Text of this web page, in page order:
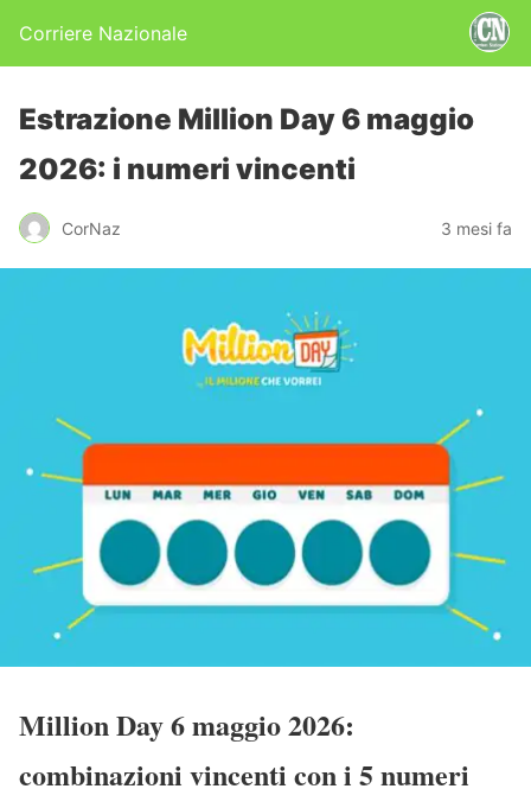
Corriere Nazionale
Estrazione Million Day 6 maggio
2026: i numeri vincenti
CorNaz 3 mesi fa
Million Day 6 maggio 2026:
combinazioni vincenti con i 5 numeri